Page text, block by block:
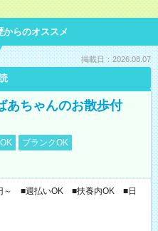
らのオススメ
掲載日：2026.08.07
あちゃんのお散歩付
ブランクOK
～ ■週払いOK ■扶養内OK ■日